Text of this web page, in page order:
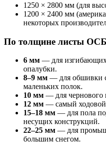
1250 × 2800 мм (для
1200 × 2400 мм
некоторых
По толщине листы
6 мм — для
опалубки.
8–9 мм — для обшивки
маленьких полок.
10 мм — для чернового
12 мм — самый ходовой
15–18 мм — для пола
несущих конструкций.
22–25 мм — для
большим снегом.